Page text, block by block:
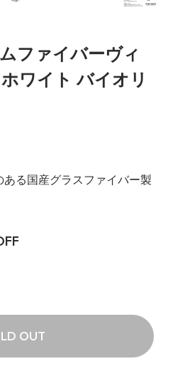
ファイバーヴィ
ワイト バイオリ
る国産グラスファイバー製
OUT